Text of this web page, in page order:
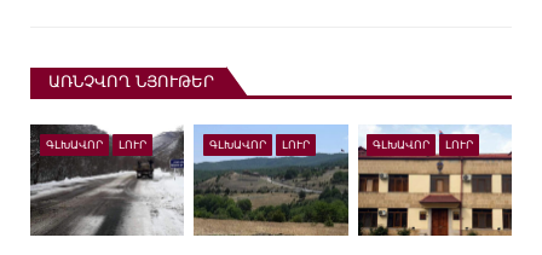
ԱՌՆՉՎՈՂ ՆՅՈՒԹԵՐ
ԳԼԽԱՎՈՐ ԼՈՒՐ ԳԼԽԱՎՈՐ ԼՈՒՐ ԳԼԽԱՎՈՐ ԼՈՒՐ